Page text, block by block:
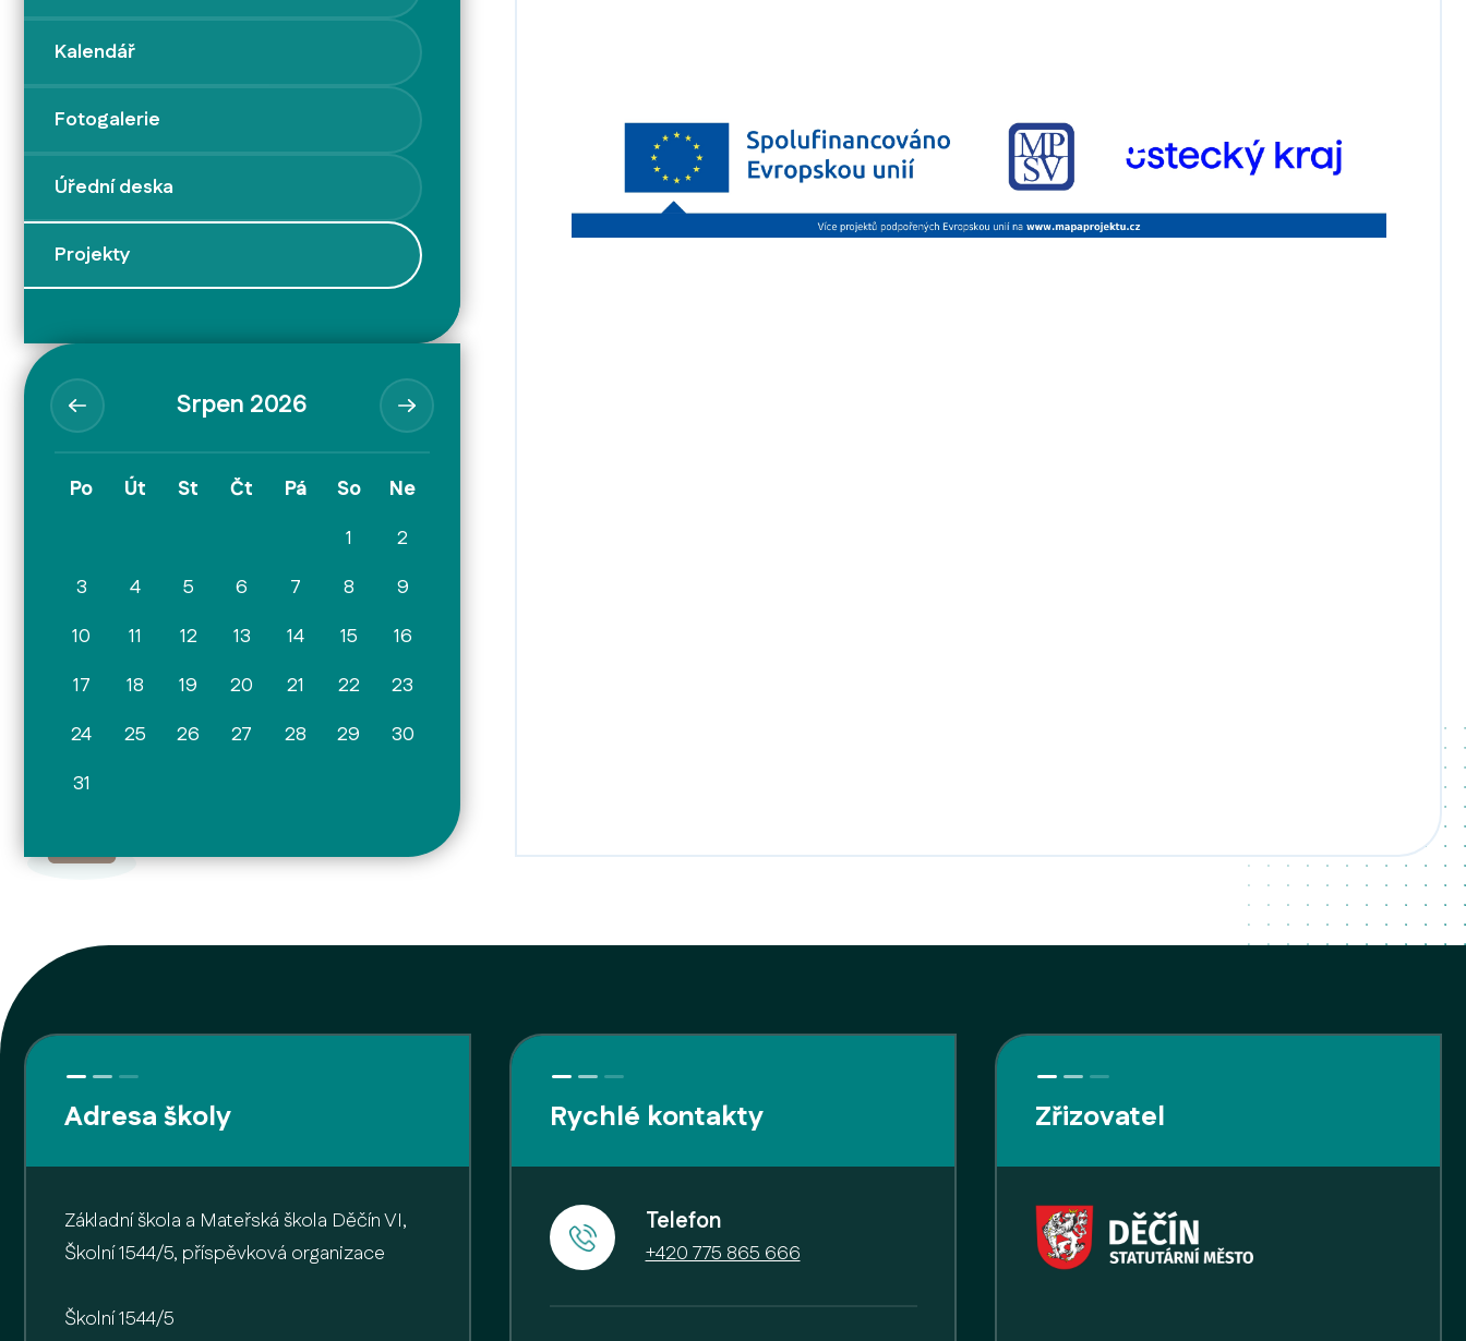
Kalendář
Fotogalerie
Úřední deska
Projekty
Srpen 2026
Po Út St Čt Pá So
Ne
1
2
3
4 5 6 7 8
9
10
11 12 13 14 15
16
17
18 19 20 21 22
23
24
25 26 27 28 29
30
31
Adresa školy
Základní škola a Mateřská škola Děčín VI,
Školní 1544/5, příspěvková organizace
Školní 1544/5
Rychlé kontakty
Telefon
+420 775 865 666
Zřizovatel